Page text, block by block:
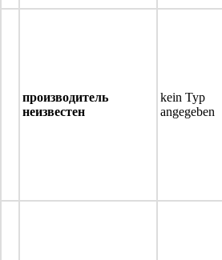
производитель
неизвестен
kein Typ
angegeben